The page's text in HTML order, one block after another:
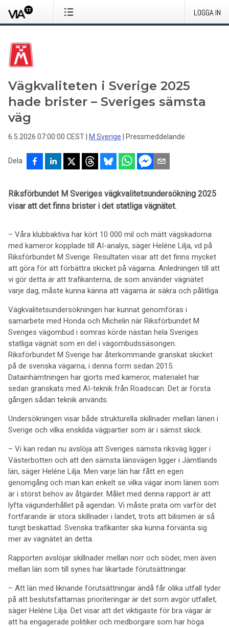
LOGGA IN
Vägkvaliteten i Sverige 2025
hade brister – Sveriges sämsta
väg
6.5.2026 07:00:00 CEST M Sverige Pressmeddelande
Dela
Riksförbundet M Sveriges vägkvalitetsundersökning 2025
visar att det finns brister i det statliga vägnätet.
– Våra klubbaktiva har kört 10 000 mil och mätt vägskadorna
med kameror kopplade till AI-analys, säger Heléne Lilja, vd på
Riksförbundet M Sverige. Resultaten visar att det finns mycket
att göra för att förbättra skicket på vägarna. Anledningen till att
vi gör detta är att trafikanterna, de som använder vägnätet
varje dag, måste kunna känna att vägarna är säkra och pålitliga.
Vägkvalitetsundersökningen har kunnat genomföras i
samarbete med Honda och Michelin när Riksförbundet M
Sveriges vägombud i somras körde nästan hela Sveriges
statliga vägnät som en del i vägombudssäsongen.
Riksförbundet M Sverige har återkommande granskat skicket
på de svenska vägarna, i denna form sedan 2015.
Datainhämtningen har gjorts med kameror, materialet har
sedan granskats med AI-teknik från Roadscan. Det är första
gången sådan teknik används.
Undersökningen visar både strukturella skillnader mellan länen i
Sverige och vilka enskilda vägpartier som är i sämst skick.
– Vi kan redan nu avslöja att Sveriges sämsta riksväg ligger i
Västerbotten och att den sämsta länsvägen ligger i Jämtlands
län, säger Heléne Lilja. Men varje län har fått en egen
genomgång och man kan enkelt se vilka vägar inom länen som
är i störst behov av åtgärder. Målet med denna rapport är att
lyfta vägunderhållet på agendan. Vi måste prata om varför det
fortfarande är stora skillnader i landet, trots att bilismen är så
tungt beskattad. Svenska trafikanter ska kunna förvänta sig
mer av vägnätet än detta.
Rapporten avslöjar skillnader mellan norr och söder, men även
mellan län som till synes har likartade förutsättningar.
– Att län med liknande förutsättningar ändå får olika utfall tyder
på att beslutsfattarnas prioriteringar är det som avgör utfallet,
säger Heléne Lilja. Det visar att det viktigaste för bra vägar är
att ha engagerade politiker och medborgare som har höga